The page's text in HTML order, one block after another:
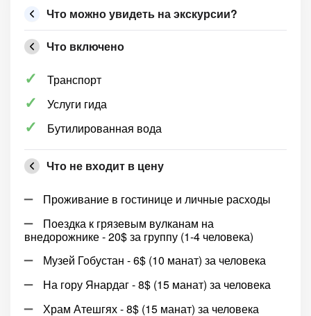
Что можно увидеть на экскурсии?
Что включено
Транспорт
Услуги гида
Бутилированная вода
Что не входит в цену
Проживание в гостинице и личные расходы
Поездка к грязевым вулканам на
внедорожнике - 20$ за группу (1-4 человека)
Музей Гобустан - 6$ (10 манат) за человека
На гору Янардаг - 8$ (15 манат) за человека
Храм Атешгях - 8$ (15 манат) за человека